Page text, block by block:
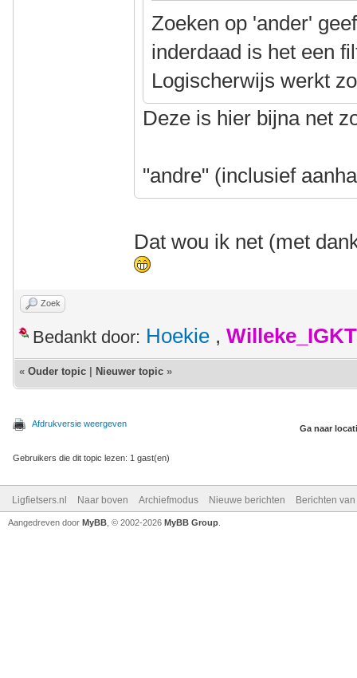
Zoeken op 'ander'
inderdaad is het een
Logischerwijs werkt
Deze is hier bijna net
"andre" (inclusief
Dat wou ik net (met
Zoek
Bedankt door: Hoekie , Willeke_IGKT
« Ouder topic Nieuwer topic »
Afdrukversie weergeven Ga naar
Gebruikers die dit topic lezen: 1 gast(en)
Ligfietsers.nl Naar boven Archiefmodus Nieuwe berichten Berichten
Aangedreven door MyBB , © 2002-2026 MyBB Group